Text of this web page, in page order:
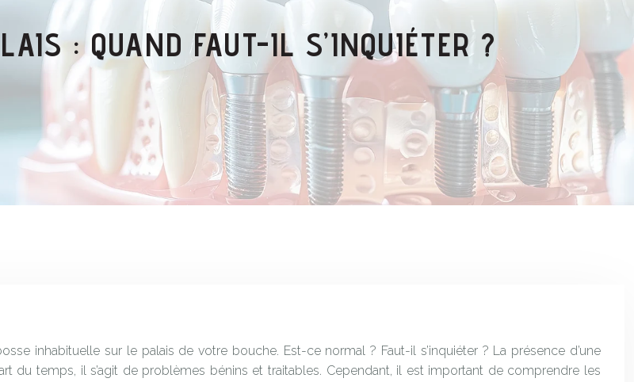
: QUAND FAUT-IL S’INQUIÉTER ?
inhabituelle sur le palais de votre bouche. Est-ce normal ? Faut-il s’inquiéter ? La présence d’une
du temps, il s’agit de problèmes bénins et traitables. Cependant, il est important de comprendre les